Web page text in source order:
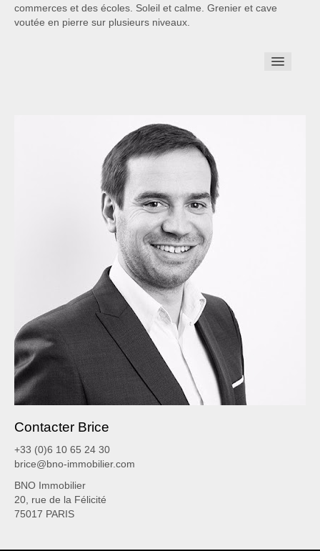
commerces et des écoles. Soleil et calme. Grenier et cave
voutée en pierre sur plusieurs niveaux.
Contacter Brice
+33 (0)6 10 65 24 30
brice@bno-immobilier.com
BNO Immobilier
20, rue de la Félicité
75017 PARIS